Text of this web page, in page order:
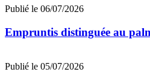
Publié le 06/07/2026
Empruntis distinguée au
Publié le 05/07/2026